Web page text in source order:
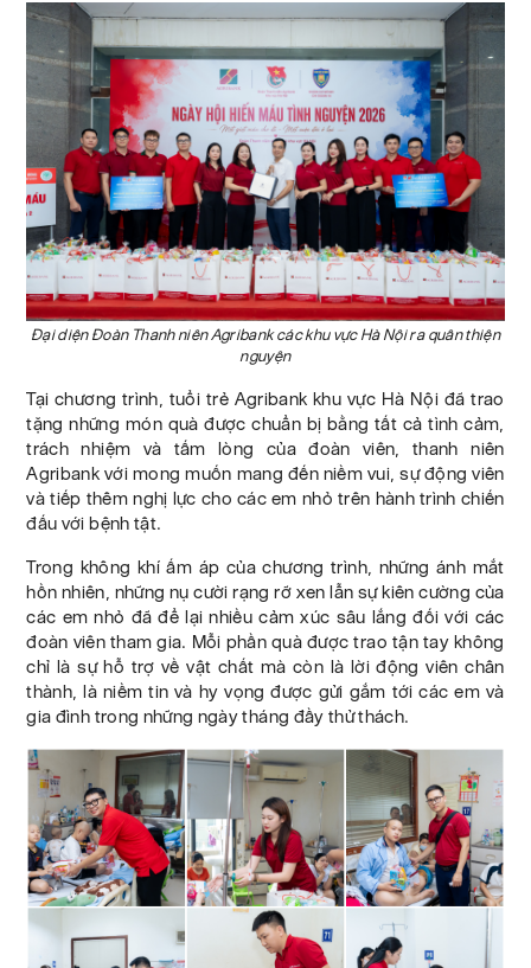
Đại diện Đoàn Thanh niên Agribank các khu vực Hà Nội ra quân thiện
nguyện
Tại chương trình, tuổi trẻ Agribank khu vực Hà Nội đã trao
tặng những món quà được chuẩn bị bằng tất cả tình cảm,
trách nhiệm và tấm lòng của đoàn viên, thanh niên
Agribank với mong muốn mang đến niềm vui, sự động viên
và tiếp thêm nghị lực cho các em nhỏ trên hành trình chiến
đấu với bệnh tật.
Trong không khí ấm áp của chương trình, những ánh mắt
hồn nhiên, những nụ cười rạng rỡ xen lẫn sự kiên cường của
các em nhỏ đã để lại nhiều cảm xúc sâu lắng đối với các
đoàn viên tham gia. Mỗi phần quà được trao tận tay không
chỉ là sự hỗ trợ về vật chất mà còn là lời động viên chân
thành, là niềm tin và hy vọng được gửi gắm tới các em và
gia đình trong những ngày tháng đầy thử thách.